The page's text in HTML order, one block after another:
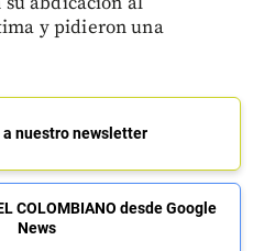
y pidieron una
nuestro newsletter
COLOMBIANO desde Google
News